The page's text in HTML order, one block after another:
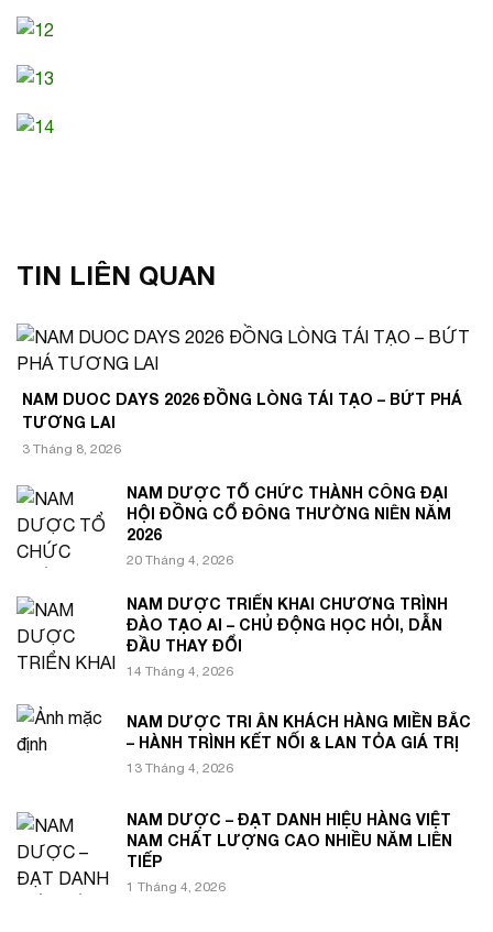
TIN LIÊN QUAN
NAM DUOC DAYS 2026 ĐỒNG LÒNG TÁI TẠO – BỨT PHÁ
TƯƠNG LAI
3 Tháng 8, 2026
NAM DƯỢC TỔ CHỨC THÀNH CÔNG ĐẠI
HỘI ĐỒNG CỔ ĐÔNG THƯỜNG NIÊN NĂM
2026
20 Tháng 4, 2026
NAM DƯỢC TRIỂN KHAI CHƯƠNG TRÌNH
ĐÀO TẠO AI – CHỦ ĐỘNG HỌC HỎI, DẪN
ĐẦU THAY ĐỔI
14 Tháng 4, 2026
NAM DƯỢC TRI ÂN KHÁCH HÀNG MIỀN BẮC
– HÀNH TRÌNH KẾT NỐI & LAN TỎA GIÁ TRỊ
13 Tháng 4, 2026
NAM DƯỢC – ĐẠT DANH HIỆU HÀNG VIỆT
NAM CHẤT LƯỢNG CAO NHIỀU NĂM LIÊN
TIẾP
1 Tháng 4, 2026